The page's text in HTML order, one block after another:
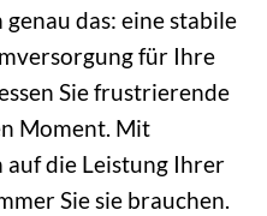
das: eine stabile
für Ihre
Sie frustrierende
Moment. Mit
auf die Leistung Ihrer
Sie sie brauchen.